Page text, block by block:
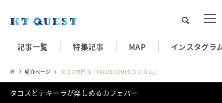
検索
記事一覧 特集記事 MAP インスタグラ
紹介ページ タコス専門店『TACOS COM(タコス カム)』
タコスとテキーラが楽しめるカフェバー